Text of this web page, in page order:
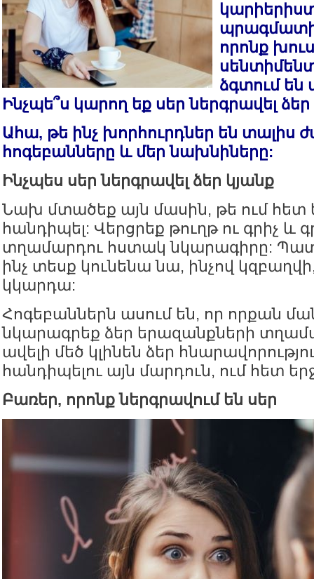
որոնք
ձգտում են
Ինչպե՞ս կարող եք սեր ներգրավել ձեր
Ահա, թե ինչ խորհուրդներ են տալիս
հոգեբանները և մեր նախնիները:
Ինչպես սեր ներգրավել ձեր կյանք
Նախ մտածեք այն մասին, թե ում հետ
հանդիպել: Վերցրեք թուղթ ու գրիչ և
տղամարդու հստակ նկարագիրը:
ինչ տեսք կունենա նա, ինչով
կկարդա:
Հոգեբաններն ասում են, որ որքան
նկարագրեք ձեր երազանքների
ավելի մեծ կլինեն ձեր
հանդիպելու այն մարդուն, ում հետ
Բառեր, որոնք ներգրավում են սեր